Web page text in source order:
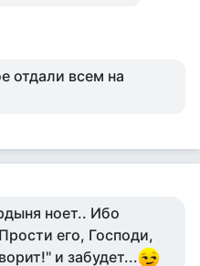
отдали всем на
ноет.. Ибо
его, Господи,
и забудет...